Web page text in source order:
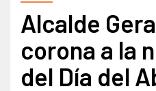
Alcalde
corona a la
del Día del